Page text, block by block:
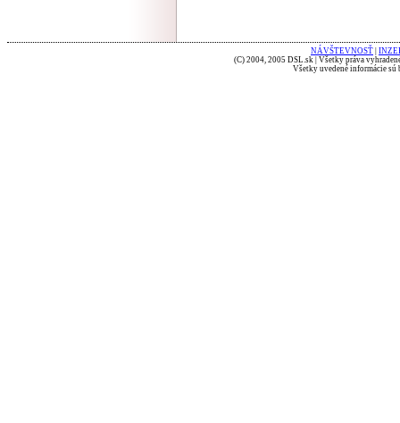
NÁVŠTEVNOSŤ
(C) 2004, 2005 DSL.sk | Všetky práva
Všetky uvedené informácie sú